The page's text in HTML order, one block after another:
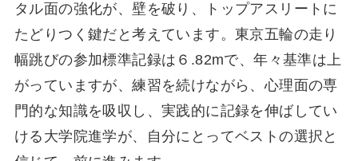
タル面の強化が、壁を破り、トップアスリートに
たどりつく鍵だと考えています。東京五輪の走り
幅跳びの参加標準記録は６.82mで、年々基準は上
がっていますが、練習を続けながら、心理面の専
門的な知識を吸収し、実践的に記録を伸ばしてい
ける大学院進学が、自分にとってベストの選択と